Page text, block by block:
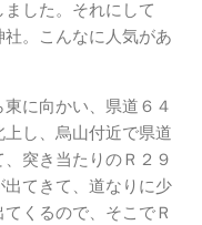
した。それにして
。こんなに人気があ
に向かい、県道６４
し、烏山付近で県道
突き当たりのＲ２９
出てきて、道なりに少
くるので、そこでＲ